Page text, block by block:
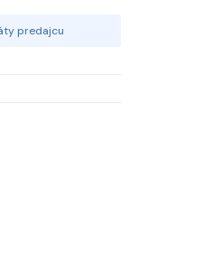
predajcu